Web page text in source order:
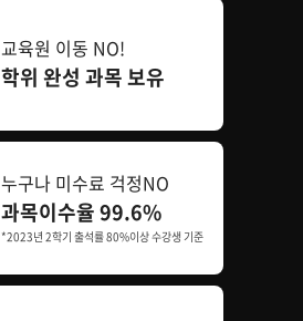
교육원 이동 NO!
학위 완성 과목 보유
누구나 미수료 걱정NO
과목이수율 99.6%
*2023년 2학기 출석률 80%이상 수강생 기준